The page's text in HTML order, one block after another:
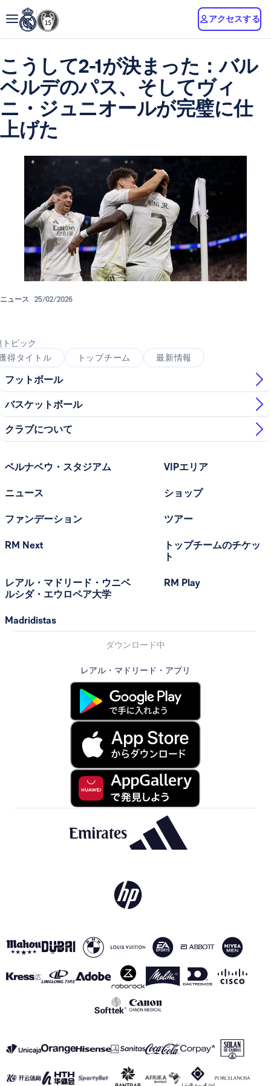
アクセスする
こうして2-1が決まった：バル
ベルデのパス、そしてヴィ
ニ・ジュニオールが完璧に仕
上げた
ニュース 25/02/2026
トピック
得タイトル
トップチーム 最新情報
フットボール
バスケットボール
クラブについて
ベルナベウ・スタジアム
ニュース
ファンデーション
RM Next
レアル・マドリード・ウニベ
ルシダ・エウロペア大学
Madridistas
VIPエリア
ショップ
ツアー
トップチームのチケッ
ト
RM Play
ダウンロード中
レアル・マドリード・アプリ